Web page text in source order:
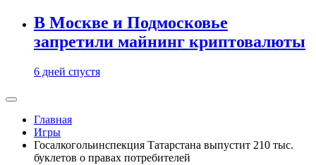
В Москве и Подмосковье
запретили майнинг криптовалюты
6 дней спустя
Главная
Игры
Госалкогольинспекция Татарстана выпустит 210 тыс.
буклетов о правах потребителей